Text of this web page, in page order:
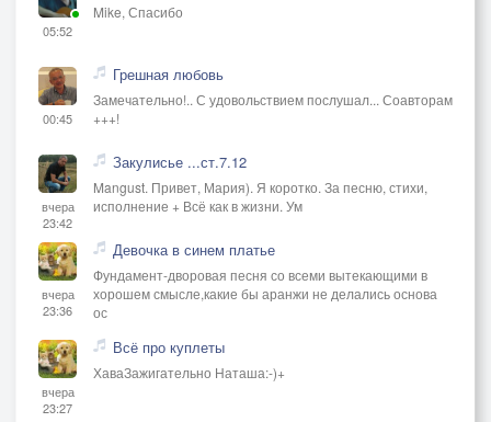
05:52
Mike, Спасибо
00:45
Грешная любовь
Замечательно!.. С удовольствием послушал... Соавторам
+++!
вчера
23:42
Закулисье ...ст.7.12
Mangust. Привет, Мария). Я коротко. За песню, стихи,
исполнение + Всё как в жизни. Ум
вчера
23:36
Девочка в синем платье
Фундамент-дворовая песня со всеми вытекающими в
хорошем смысле,какие бы аранжи не делались основа
ос
вчера
23:27
Всё про куплеты
ХаваЗажигательно Наташа:-)+